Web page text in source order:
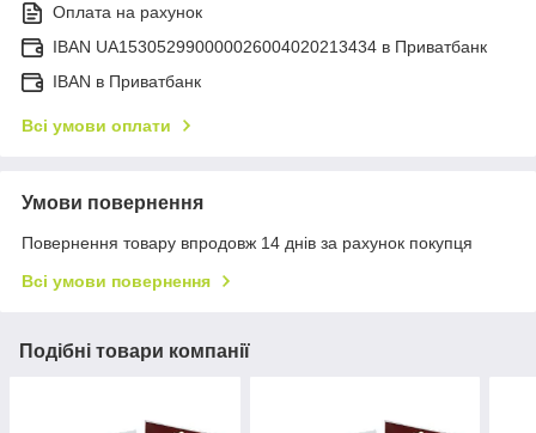
Оплата на рахунок
IBAN UA153052990000026004020213434 в Приватбанк
IBAN в Приватбанк
Всі умови оплати
Умови повернення
Повернення товару впродовж 14 днів за рахунок покупця
Всі умови повернення
Подібні товари компанії